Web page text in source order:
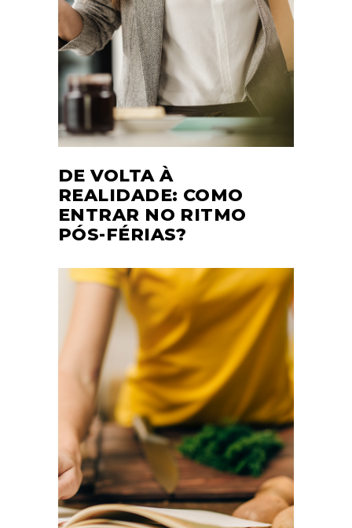
DE VOLTA À
REALIDADE: COMO
ENTRAR NO RITMO
PÓS-FÉRIAS?